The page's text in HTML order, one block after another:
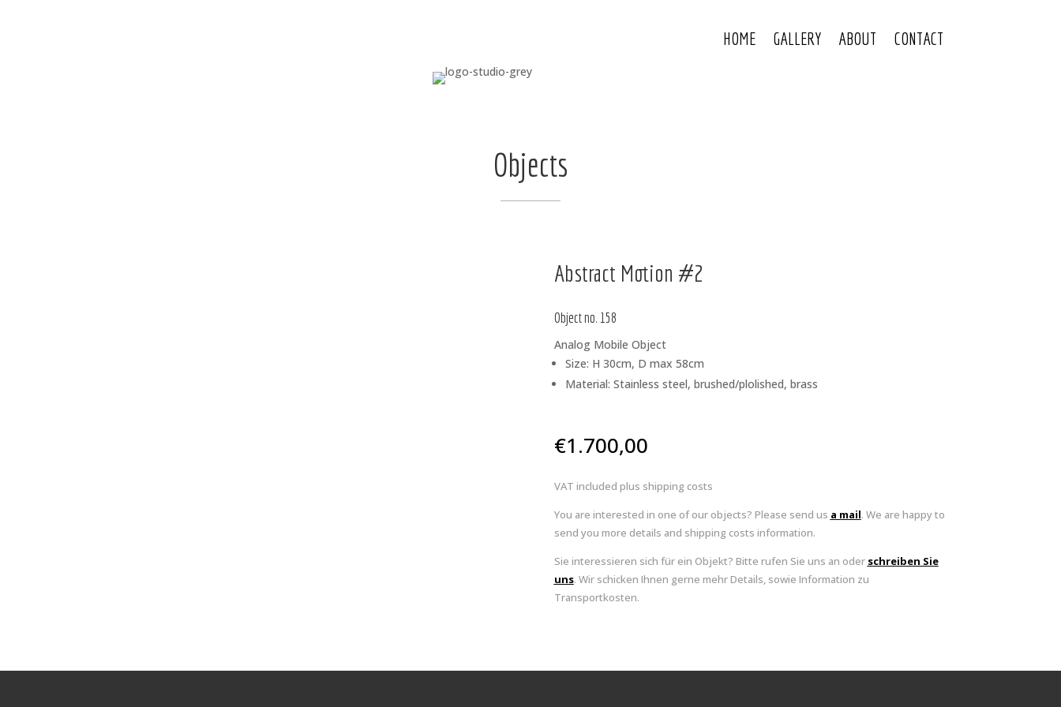
HOME GALLERY ABOUT CONTACT
Objects
Abstract Motion #2
Object no. 158
Analog Mobile Object
Size: H 30cm, D max 58cm
Material: Stainless steel, brushed/plolished, brass
€1.700,00
VAT included plus shipping costs
You are interested in one of our objects? Please send us a mail. We are happy to
send you more details and shipping costs information.
Sie interessieren sich für ein Objekt? Bitte rufen Sie uns an oder schreiben Sie
uns. Wir schicken Ihnen gerne mehr Details, sowie Information zu
Transportkosten.